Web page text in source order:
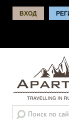
ВХОД